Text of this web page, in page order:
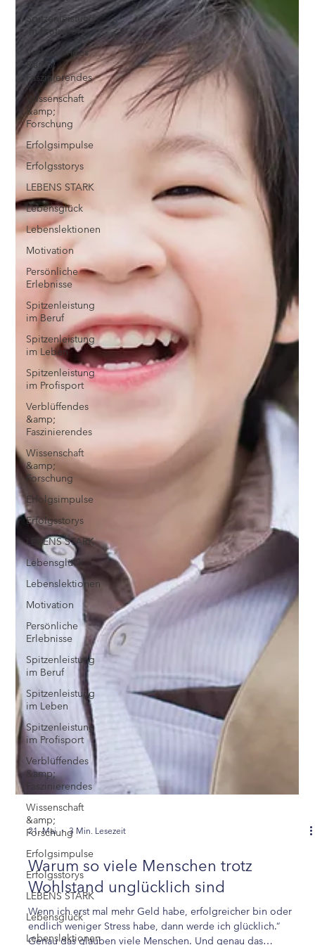
Spitzenleistung
im Profisport
Verblüffendes
&amp;
Faszinierendes
Wissenschaft
&amp;
Forschung
Erfolgsimpulse
Erfolgsstorys
LEBENS STARK
Lebensglück
Lebenslektionen
Motivation
Persönliche
Erlebnisse
Spitzenleistung
im Beruf
Spitzenleistung
im Leben
Spitzenleistung
im Profisport
Verblüffendes
&amp;
Faszinierendes
Wissenschaft
&amp;
Forschung
Erfolgsimpulse
Erfolgsstorys
LEBENS STARK
Lebensglück
Lebenslektionen
Motivation
Persönliche
Erlebnisse
Spitzenleistung
im Beruf
Spitzenleistung
im Leben
Spitzenleistung
im Profisport
Verblüffendes
&amp;
Faszinierendes
Wissenschaft
&amp;
Forschung
Erfolgsimpulse
Erfolgsstorys
LEBENS STARK
Lebensglück
Lebenslektionen
21. Mai 3 Min. Lesezeit
Warum so viele Menschen trotz